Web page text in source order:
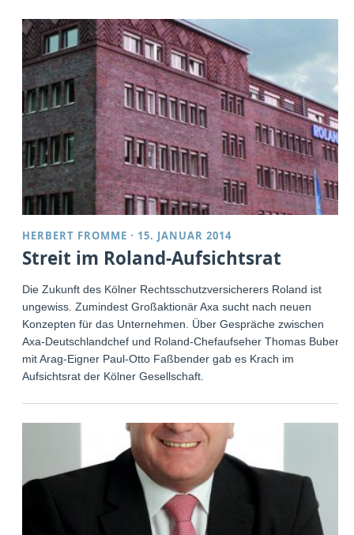
HERBERT FROMME · 15. JANUAR 2014
Streit im Roland-Aufsichtsrat
Die Zukunft des Kölner Rechtsschutzversicherers Roland ist
ungewiss. Zumindest Großaktionär Axa sucht nach neuen
Konzepten für das Unternehmen. Über Gespräche zwischen
Axa-Deutschlandchef und Roland-Chefaufseher Thomas Buberl
mit Arag-Eigner Paul-Otto Faßbender gab es Krach im
Aufsichtsrat der Kölner Gesellschaft.